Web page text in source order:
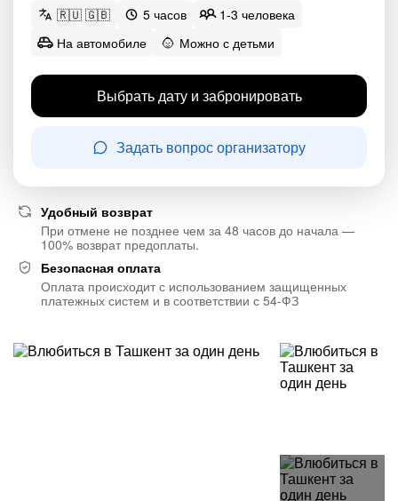
🇷🇺 🇬🇧 5 часов
1-3 человека
На автомобиле
Можно с детьми
Выбрать дату и забронировать
Задать вопрос организатору
Удобный возврат
При отмене не позднее чем за 48 часов до начала —
100% возврат предоплаты.
Безопасная оплата
Оплата происходит с использованием защищенных
платежных систем и в соответствии с 54-ФЗ